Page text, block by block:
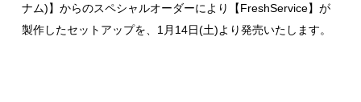
ナム)】からのスペシャルオーダーにより【FreshService】が
製作したセットアップを、1月14日(土)より発売いたします。